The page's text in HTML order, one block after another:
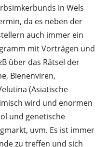
in Wels
da es neben der
auch immer ein
mit Vorträgen und
über das Rätsel der
Bienenviren,
(Asiatische
wird und enormen
und genetische
uvm. Es ist immer
zu treffen und sich